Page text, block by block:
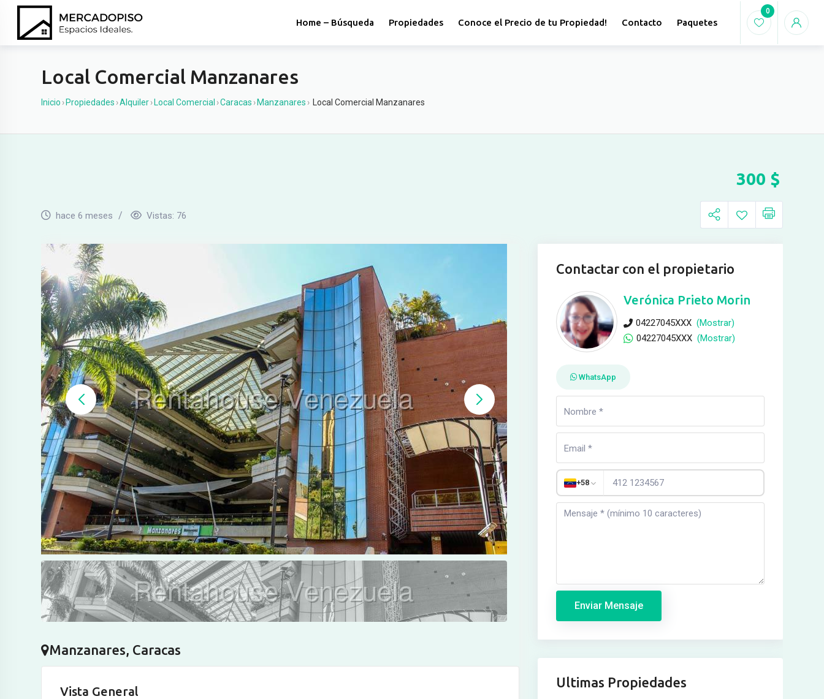
Home – Búsqueda Propiedades Conoce el Precio de tu Propiedad! Contacto Paquetes
0
Local Comercial Manzanares
Inicio › Propiedades ›Alquiler› Local Comercial ›Caracas › Manzanares › Local Comercial Manzanares
hace 6 meses Vistas: 76
300 $
Manzanares, Caracas
Vista General
Contactar con el propietario
Verónica Prieto Morin
04227045XXX (Mostrar)
04227045XXX (Mostrar)
WhatsApp
+58
Enviar Mensaje
Ultimas Propiedades